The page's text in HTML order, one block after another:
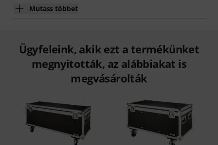
Mutass többet
Ügyfeleink, akik ezt a termékünket
megnyitották, az alábbiakat is
megvásárolták